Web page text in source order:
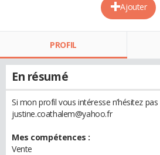
Ajouter
PROFIL
En résumé
Si mon profil vous intéresse n’hésitez
justine.coathalem@yahoo.fr
Mes compétences :
Vente